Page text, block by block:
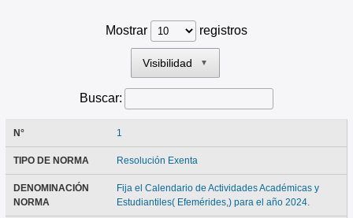
Mostrar registros
Visibilidad ▼
Buscar:
N° 1
TIPO DE NORMA Resolución Exenta
DENOMINACIÓN
NORMA
Fija el Calendario de Actividades Académicas y
Estudiantiles( Efemérides,) para el año 2024.